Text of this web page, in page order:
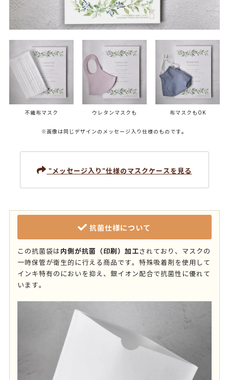
不織布マスク ウレタンマスクも 布マスクもOK
※画像は同じデザインのメッセージ入り仕様のものです。
"メッセージ入り"仕様のマスクケースを見る
抗菌仕様について
この抗菌袋は内側が抗菌（印刷）加工されており、マスクの
一時保管が衛生的に行える商品です。特殊吸着剤を使用して
インキ特有のにおいを抑え、銀イオン配合で抗菌性に優れて
います。